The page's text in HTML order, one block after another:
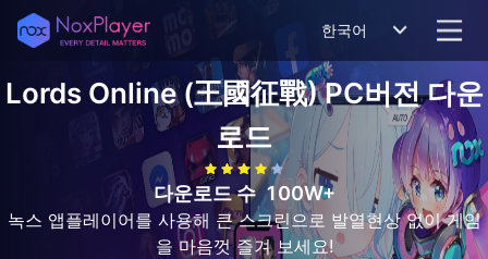
한국어
Lords Online (王國征戰)PC버전 다운
로드
다운로드 수 100W+
녹스 앱플레이어를 사용해 큰 스크린으로 발열현상 없이 게임
을 마음껏 즐겨 보세요!